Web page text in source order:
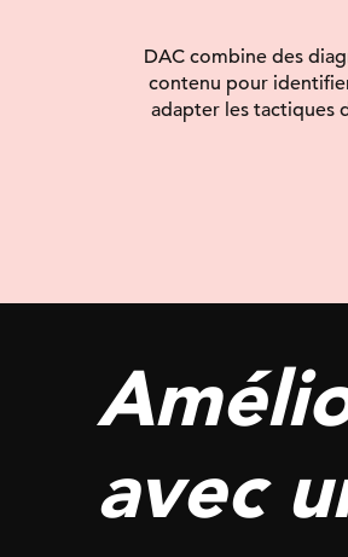
DAC combine des
contenu pour
adapter les tactiques
avec